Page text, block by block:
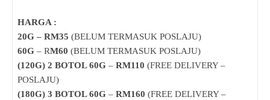
HARGA :
20G – RM35 (BELUM TERMASUK POSLAJU)
60G – RM60 (BELUM TERMASUK POSLAJU)
(120G) 2 BOTOL 60G – RM110 (FREE DELIVERY –
POSLAJU)
(180G) 3 BOTOL 60G – RM160 (FREE DELIVERY –